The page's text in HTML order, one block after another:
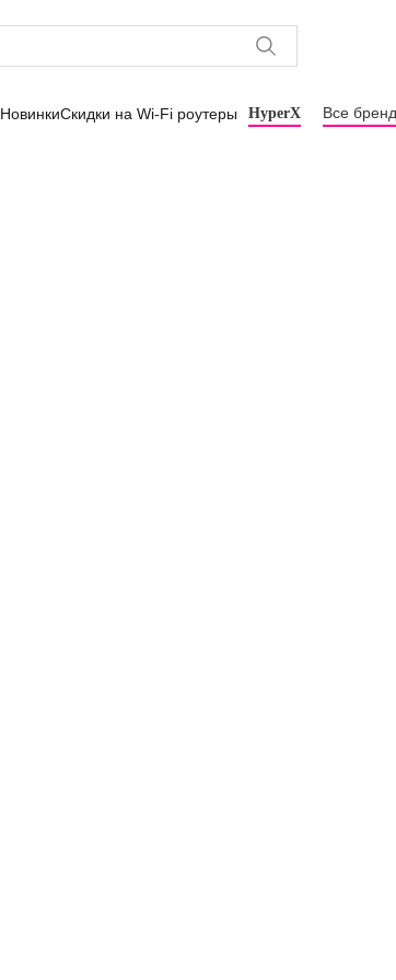
НовинкиСкидки на Wi-Fi роутеры HyperX Все